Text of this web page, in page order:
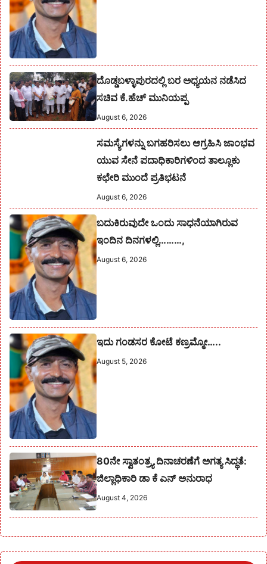
ದೊಡ್ಡಬಳ್ಳಾಪುರದಲ್ಲಿ ಬರ ಅಧ್ಯಯನ ನಡೆಸಿದ
ಸಚಿವ ಕೆ.ಹೆಚ್ ಮುನಿಯಪ್ಪ
August 6, 2026
ಸಮಸ್ಯೆಗಳನ್ನು ಬಗಹರಿಸಲು ಆಗ್ರಹಿಸಿ ಜಾಂಭವ
ಯುವ ಸೇನೆ ಪದಾಧಿಕಾರಿಗಳಿಂದ ತಾಲ್ಲೂಕು
ಕಛೇರಿ ಮುಂದೆ ಪ್ರತಿಭಟನೆ
August 6, 2026
ಬದುಕಿರುವುದೇ ಒಂದು ಸಾಧನೆಯಾಗಿರುವ
ಇಂದಿನ ದಿನಗಳಲ್ಲಿ………,
August 6, 2026
ಇದು ಗಂಡಸರ ಕೋಟೆ ಕಣ್ರಮ್ಮೋ…..
August 5, 2026
80ನೇ ಸ್ವಾತಂತ್ರ್ಯ ದಿನಾಚರಣೆಗೆ ಅಗತ್ಯ ಸಿದ್ಧತೆ:
ಜಿಲ್ಲಾಧಿಕಾರಿ ಡಾ ಕೆ ಎನ್ ಅನುರಾಧ
August 4, 2026